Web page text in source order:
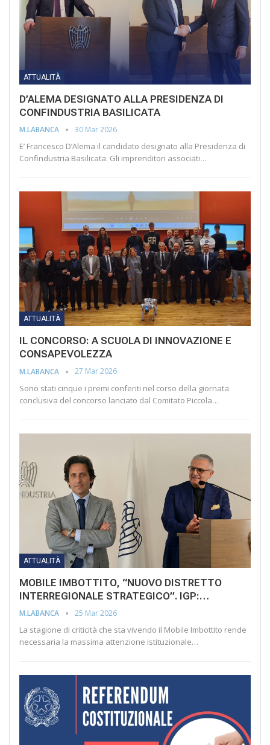
ATTUALITÀ
D’ALEMA DESIGNATO ALLA PRESIDENZA DI
CONFINDUSTRIA BASILICATA
M.LABANCA 30 Mar 2026
E’ Francesco D’Alema il candidato designato alla Presidenza di
Confindustria Basilicata. Gli imprenditori associati…
ATTUALITÀ
IL CONCORSO: A SCUOLA DI INNOVAZIONE E
CONSAPEVOLEZZA
M.LABANCA 27 Mar 2026
Sono stati cinque i premi conferiti nel corso della giornata
conclusiva del concorso lanciato dal Comitato Piccola…
ATTUALITÀ
MOBILE IMBOTTITO, “NUOVO DISTRETTO
INTERREGIONALE STRATEGICO”. IGP:…
M.LABANCA 25 Mar 2026
La stagione di criticità che sta vivendo il Mobile Imbottito rende
necessaria la massima attenzione istituzionale…